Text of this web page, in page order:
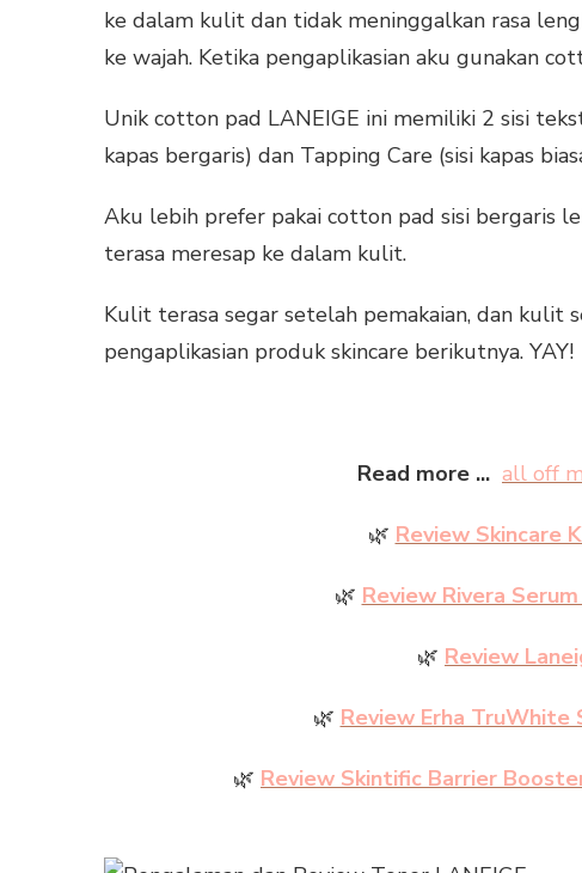
ke dalam kulit dan tidak meninggalkan rasa
ke wajah. Ketika pengaplikasian aku gunakan
Unik cotton pad LANEIGE ini memiliki 2 sisi
kapas bergaris) dan Tapping Care (sisi kapas
Aku lebih prefer pakai cotton pad sisi bergaris
terasa meresap ke dalam kulit.
Kulit terasa segar setelah pemakaian, dan kulit
pengaplikasian produk skincare berikutnya. YAY!
Read more ... all off
🌿 Review Skincare
🌿 Review Rivera
🌿 Review
🌿 Review Erha TruWhite
🌿 Review Skintific Barrier